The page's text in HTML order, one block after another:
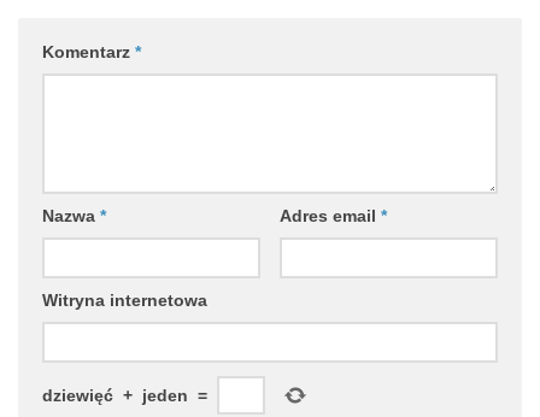
Komentarz *
Nazwa * Adres email *
Witryna internetowa
dziewięć + jeden =